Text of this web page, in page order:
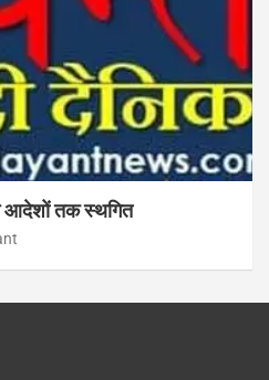
आदेशों तक स्थगित